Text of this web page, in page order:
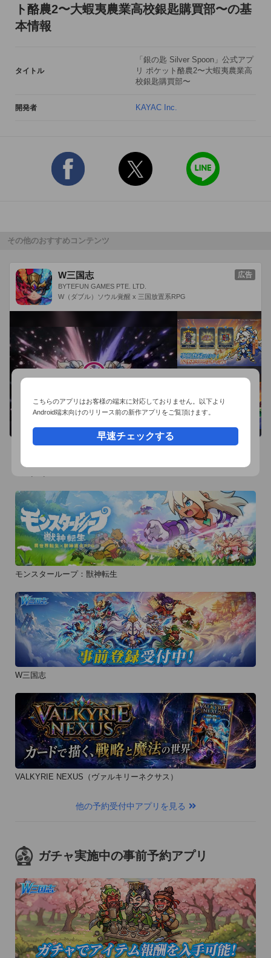
エゾノーの「食」を集める酪農シミュレーションゲームです。
工程をアプリで体験!農場を発展させて
まだ見ぬ新しい「食」をGETしましょう!
▼農場で育てた動物をフリック操作で一気に集めよう！
▼集めた肉と野菜を物々交換!
農場で集めた食材を様々な野菜と交換!
手に入れた食材を加工して、新しい食べ物を作ろう!
効率よく農場を発展させることが出来るぞ!
▼つくった食ベ物を出荷してポイントを大量GET!
出荷ポイントをどんどん貯めて農場や加工室を発展させよう！
▼駒場とホームラン対決で真剣勝負！
目指せ全打席ホームラン！
当アプリは、端末の時間機能を利用しているため、不正に端末
不具合の原因となることがありますので、お避けください。
ト酪農2〜大蝦夷農業高校銀匙購買部〜の基
本情報
タイトル
「銀の匙 Silver Spoon」公式アプ
リ ポケット酪農2〜大蝦夷農業高
校銀匙購買部〜
開発者 KAYAC Inc.
その他のおすすめコンテンツ
W三国志
BYTEFUN GAMES PTE. LTD.
W（ダブル）ソウル覚醒 x 三国放置系RPG
広告
おすすめ事前予約アプリ
モンスターループ：獣神転生
W三国志
VALKYRIE NEXUS（ヴァルキリーネクサス）
他の予約受付中アプリを見る
ガチャ実施中の事前予約アプリ
こちらのアプリはお客様の端末に対応しておりません。以下より
Android端末向けのリリース前の新作アプリをご覧頂けます。
早速チェックする